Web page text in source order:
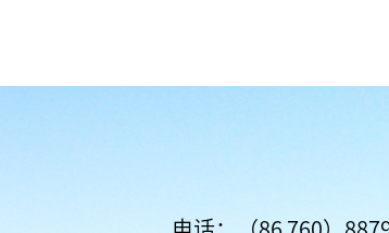
电话：（86 760）